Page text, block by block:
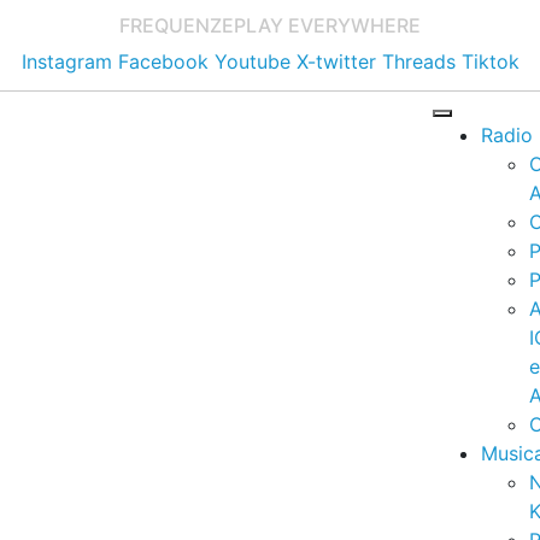
FREQUENZEPLAY EVERYWHERE
Instagram Facebook Youtube X-twitter Threads Tiktok
Radio
e